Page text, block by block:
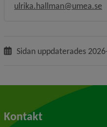
ulrika.hallman@umea.se
Sidan uppdaterades
Kontakt